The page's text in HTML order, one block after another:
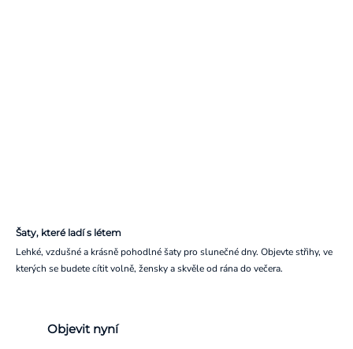
Šaty, které ladí s létem
Lehké, vzdušné a krásně pohodlné šaty pro slunečné dny. Objevte střihy, ve
kterých se budete cítit volně, žensky a skvěle od rána do večera.
Objevit nyní